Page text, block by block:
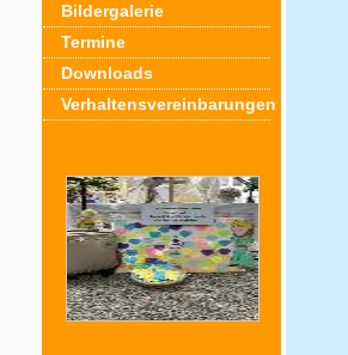
Bildergalerie
Termine
Downloads
Verhaltensvereinbarungen